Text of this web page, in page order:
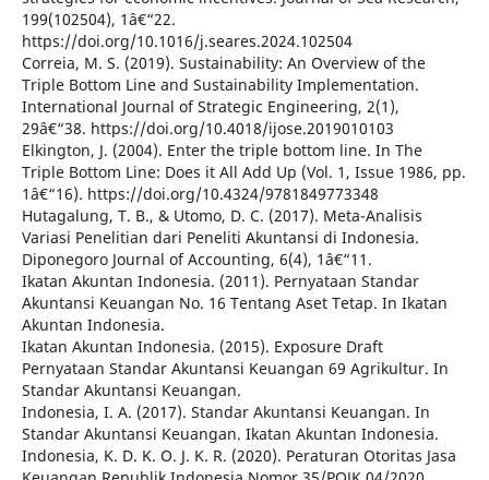
199(102504), 1â€“22.
https://doi.org/10.1016/j.seares.2024.102504
Correia, M. S. (2019). Sustainability: An Overview of the
Triple Bottom Line and Sustainability Implementation.
International Journal of Strategic Engineering, 2(1),
29â€“38. https://doi.org/10.4018/ijose.2019010103
Elkington, J. (2004). Enter the triple bottom line. In The
Triple Bottom Line: Does it All Add Up (Vol. 1, Issue 1986, pp.
1â€“16). https://doi.org/10.4324/9781849773348
Hutagalung, T. B., & Utomo, D. C. (2017). Meta-Analisis
Variasi Penelitian dari Peneliti Akuntansi di Indonesia.
Diponegoro Journal of Accounting, 6(4), 1â€“11.
Ikatan Akuntan Indonesia. (2011). Pernyataan Standar
Akuntansi Keuangan No. 16 Tentang Aset Tetap. In Ikatan
Akuntan Indonesia.
Ikatan Akuntan Indonesia. (2015). Exposure Draft
Pernyataan Standar Akuntansi Keuangan 69 Agrikultur. In
Standar Akuntansi Keuangan.
Indonesia, I. A. (2017). Standar Akuntansi Keuangan. In
Standar Akuntansi Keuangan. Ikatan Akuntan Indonesia.
Indonesia, K. D. K. O. J. K. R. (2020). Peraturan Otoritas Jasa